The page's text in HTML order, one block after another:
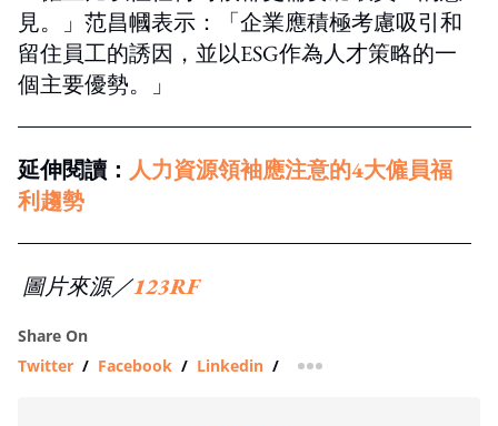
見。」范昌幗表示：「企業應積極考慮吸引和
留住員工的誘因，並以ESG作為人才策略的一
個主要優勢。」
延伸閱讀： 人力資源領袖應注意的4大僱員福
利趨勢
圖片來源／123RF
Share On
Twitter / Facebook / Linkedin / more sharing option